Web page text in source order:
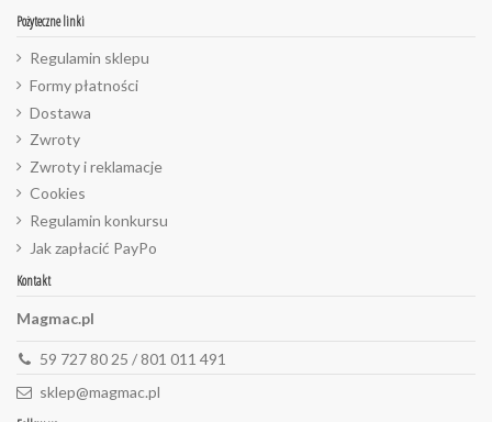
Pożyteczne linki
Regulamin sklepu
Formy płatności
Dostawa
Zwroty
Zwroty i reklamacje
Cookies
Regulamin konkursu
Jak zapłacić PayPo
Kontakt
Magmac.pl
59 727 80 25 / 801 011 491
sklep@magmac.pl